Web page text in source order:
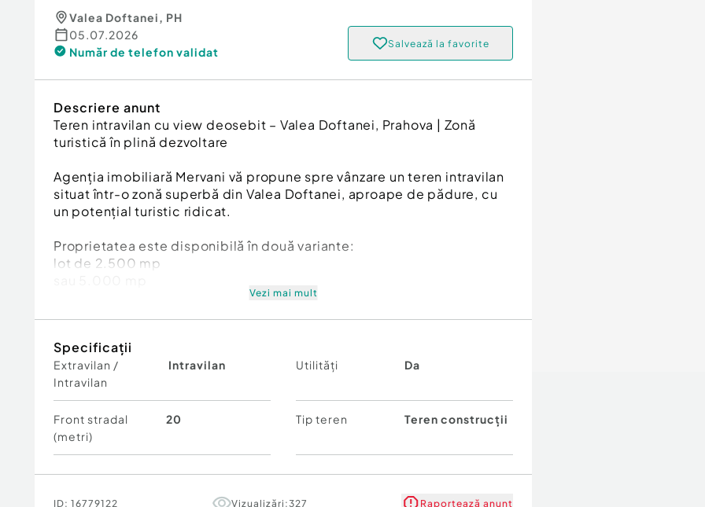
Valea Doftanei, PH
05.07.2026
Număr de telefon validat
Salvează la favorite
Descriere anunt
Teren intravilan cu view deosebit – Valea Doftanei, Prahova | Zonă
turistică în plină dezvoltare
Agenția imobiliară Mervani vă propune spre vânzare un teren intravilan
situat într-o zonă superbă din Valea Doftanei, aproape de pădure, cu
un potențial turistic ridicat.
Proprietatea este disponibilă în două variante:
lot de 2.500 mp
deosebite (cabane, A-frame, pensiuni).
În imediata apropiere se află un complex de case tip A-frame, ceea
ce confirmă dezvoltarea turistică accelerată a zonei.
Utilități:
energie electrică
apă
Vezi mai mult
Specificații
Extravilan /
Intravilan
Intravilan Utilități Da
Front stradal
(metri)
20 Tip teren Teren construcții
ID: 16779122 Vizualizări:327 Raportează anunț